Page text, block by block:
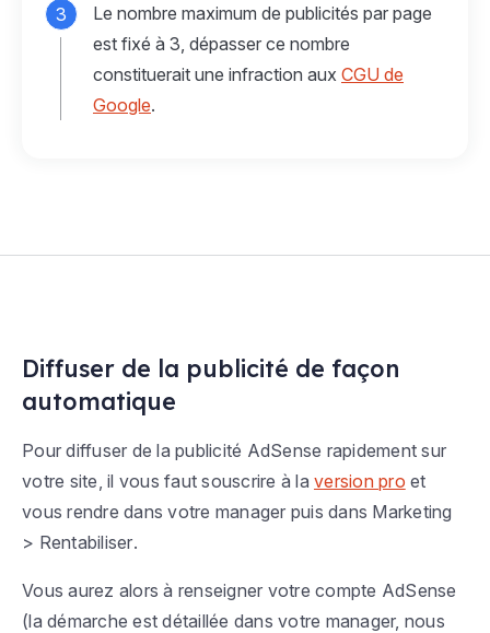
Le nombre maximum de publicités par page
est fixé à 3, dépasser ce nombre
constituerait une infraction aux CGU de
Google.
Diffuser de la publicité de façon
automatique
Pour diffuser de la publicité AdSense rapidement sur
votre site, il vous faut souscrire à la version pro et
vous rendre dans votre manager puis dans Marketing
> Rentabiliser.
Vous aurez alors à renseigner votre compte AdSense
(la démarche est détaillée dans votre manager, nous